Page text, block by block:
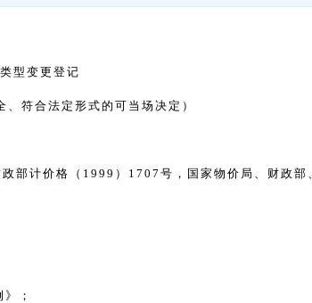
型变更登记
、符合法定形式的可当场决定）
部计价格（ 1999 ） 1707 号，国家物价局、财政部
；